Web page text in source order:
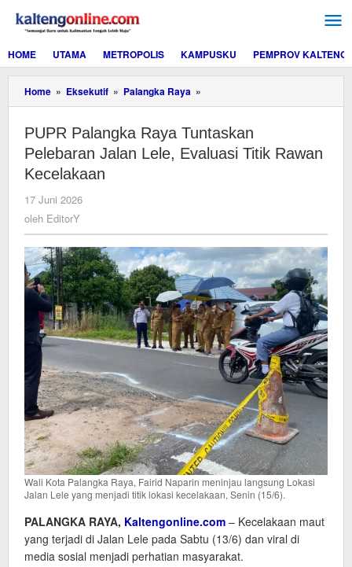
konten
HOME
UTAMA METROPOLIS KAMPUSKU PEMPROV KALTENG
Home » Eksekutif » Palangka Raya »
Palangka
Tuntaskan
Pelebaran
Jalan
Kecelakaan
PUPR Palangka Raya Tuntaskan
Pelebaran Jalan Lele, Evaluasi Titik Rawan
Kecelakaan
17 Juni 2026
oleh EditorY
Wali Kota Palangka Raya, Fairid Naparin meninjau langsung Lokasi
Jalan Lele yang menjadi titik lokasi kecelakaan, Senin (15/6).
PALANGKA RAYA, Kaltengonline.com – Kecelakaan maut
yang terjadi di Jalan Lele pada Sabtu (13/6) dan viral di
media sosial menjadi perhatian masyarakat.